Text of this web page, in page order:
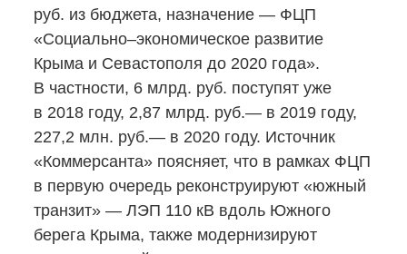
руб. из бюджета, назначение — ФЦП
«Социально–экономическое развитие
Крыма и Севастополя до 2020 года».
В частности, 6 млрд. руб. поступят уже
в 2018 году, 2,87 млрд. руб.— в 2019 году,
227,2 млн. руб.— в 2020 году. Источник
«Коммерсанта» поясняет, что в рамках ФЦП
в первую очередь реконструируют «южный
транзит» — ЛЭП 110 кВ вдоль Южного
берега Крыма, также модернизируют